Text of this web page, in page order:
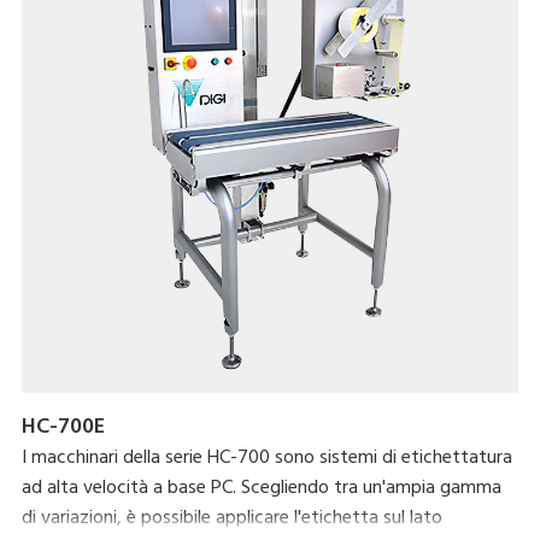
HC-700E
I macchinari della serie HC-700 sono sistemi di etichettatura
ad alta velocità a base PC. Scegliendo tra un'ampia gamma
di variazioni, è possibile applicare l'etichetta sul lato